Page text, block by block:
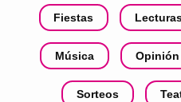
Fiestas
Música Opinión
Sorteos